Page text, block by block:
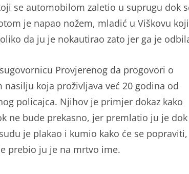
se automobilom zaletio u suprugu dok
je napao nožem, mladić u Viškovu
da ju je nokautirao zato jer ga je
Provjerenog da progovori o
koja proživljava već 20 godina od
policajca. Njihov je primjer dokaz kako
ne bude prekasno, jer premlatio ju je
je plakao i kumio kako će se popraviti,
prebio ju je na mrtvo ime.